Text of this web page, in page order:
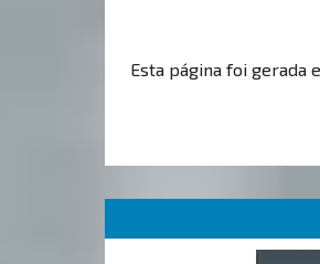
Esta página foi gerada